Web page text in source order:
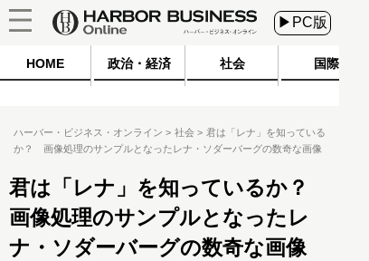
▶PC版
HOME 政治・経済 社会 国際
ハーバー・ビジネス・オンライン 社会
君は「レナ」を知っている
か？ 画像処理のサンプルとなったレナ・ソダーバーグの数奇な画像
君は「レナ」を知っているか？
画像処理のサンプルとなったレ
ナ・ソダーバーグの数奇な画像